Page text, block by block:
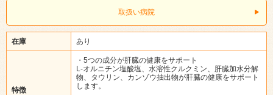
取扱い病院
在庫 あり
特徴
・5つの成分が肝臓の健康をサポート
L-オルニチン塩酸塩、水溶性クルクミン、肝臓加水分解
物、タウリン、カンゾウ抽出物が肝臓の健康をサポート
します。